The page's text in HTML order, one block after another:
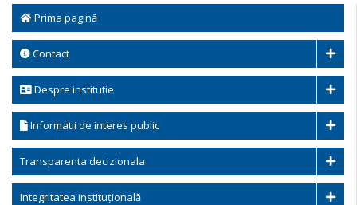
Prima pagină
Contact
Despre institutie
Informatii de interes public
Transparenta decizionala
Integritatea instituțională